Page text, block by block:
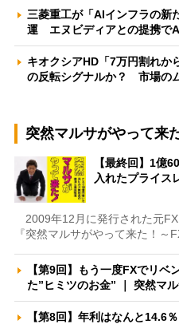
三菱重工が「AIインフラの新
運 エヌビディアとの提携で
キオクシアHD「7万円割れか
の反転シグナルか？ 市場の
突然マルサがやって来
【最終回】1億
入れたプライス
2009年12月に発行された元
『突然マルサがやって来た！～
【第9回】もう一度FXでリ
た”ヒミツのお金” ｜ 突然マ
【第8回】年利はなんと